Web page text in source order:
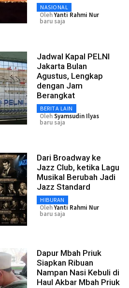
NASIONAL
OlehYanti Rahmi Nur
baru saja
Jadwal Kapal PELNI
Jakarta Bulan
Agustus, Lengkap
dengan Jam
Berangkat
BERITA LAIN
OlehSyamsudin Ilyas
baru saja
Dari Broadway ke
Jazz Club, ketika Lagu
Musikal Berubah Jadi
Jazz Standard
HIBURAN
OlehYanti Rahmi Nur
baru saja
Dapur Mbah Priuk
Siapkan Ribuan
Nampan Nasi Kebuli di
Haul Akbar Mbah Priuk